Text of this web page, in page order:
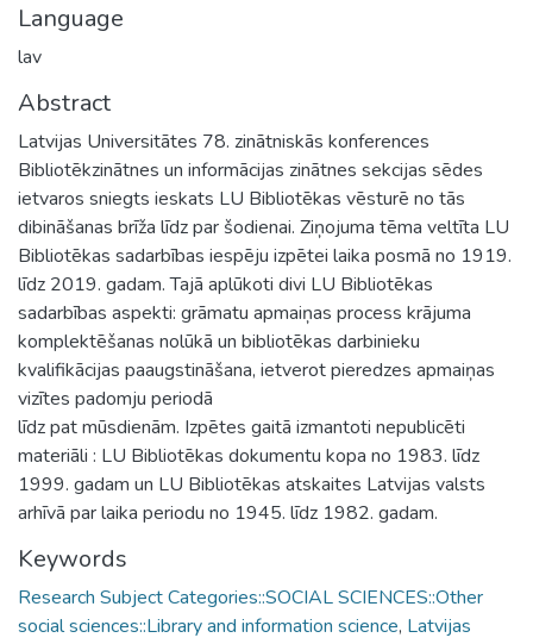
Language
lav
Abstract
Latvijas Universitātes 78. zinātniskās konferences
Bibliotēkzinātnes un informācijas zinātnes sekcijas sēdes
ietvaros sniegts ieskats LU Bibliotēkas vēsturē no tās
dibināšanas brīža līdz par šodienai. Ziņojuma tēma veltīta LU
Bibliotēkas sadarbības iespēju izpētei laika posmā no 1919.
līdz 2019. gadam. Tajā aplūkoti divi LU Bibliotēkas
sadarbības aspekti: grāmatu apmaiņas process krājuma
komplektēšanas nolūkā un bibliotēkas darbinieku
kvalifikācijas paaugstināšana, ietverot pieredzes apmaiņas
vizītes padomju periodā
līdz pat mūsdienām. Izpētes gaitā izmantoti nepublicēti
materiāli : LU Bibliotēkas dokumentu kopa no 1983. līdz
1999. gadam un LU Bibliotēkas atskaites Latvijas valsts
arhīvā par laika periodu no 1945. līdz 1982. gadam.
Keywords
Research Subject Categories::SOCIAL SCIENCES::Other
social sciences::Library and information science, Latvijas